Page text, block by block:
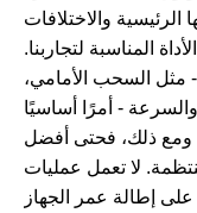
والاختلافات
المناسبة لتجاربنا.
- مثل السحب الأمامي،
- أمرًا أساسيًا
ومع ذلك، فحتى أفضل
لا تعمل عمليات
إطالة عمر الجهاز